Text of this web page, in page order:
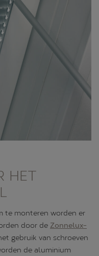
HET
te monteren worden er
door de Zonnelux-
gebruik van schroeven
de aluminium